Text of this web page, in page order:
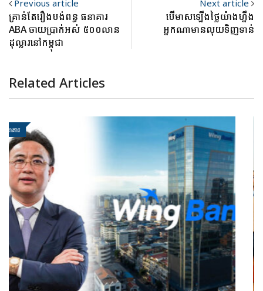
Previous article
គ្រាន់តែរឿងបង់ពន្ធ ធនាគារ
ABA ចាយប្រាក់អស់ ៥០០លាន
ដុល្លារនៅកម្ពុជា
Next article
បើមាសឡើងថ្លៃយ៉ាងហ្នឹង
អ្នកណាមានលុយទិញ​ទាន់
Related Articles
ធនាគារ